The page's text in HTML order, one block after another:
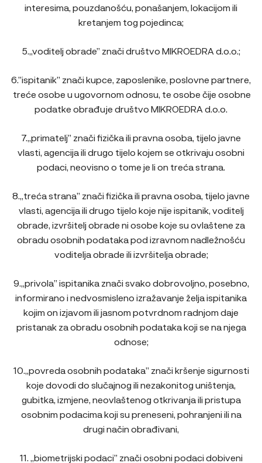
interesima, pouzdanošću, ponašanjem, lokacijom ili
kretanjem tog pojedinca;
5.„voditelj obrade” znači društvo MIKROEDRA d.o.o.;
6.”ispitanik” znači kupce, zaposlenike, poslovne partnere,
treće osobe u ugovornom odnosu, te osobe čije osobne
podatke obrađuje društvo MIKROEDRA d.o.o.
7.„primatelj” znači fizička ili pravna osoba, tijelo javne
vlasti, agencija ili drugo tijelo kojem se otkrivaju osobni
podaci, neovisno o tome je li on treća strana.
8.„treća strana” znači fizička ili pravna osoba, tijelo javne
vlasti, agencija ili drugo tijelo koje nije ispitanik, voditelj
obrade, izvršitelj obrade ni osobe koje su ovlaštene za
obradu osobnih podataka pod izravnom nadležnošću
voditelja obrade ili izvršitelja obrade;
9.„privola” ispitanika znači svako dobrovoljno, posebno,
informirano i nedvosmisleno izražavanje želja ispitanika
kojim on izjavom ili jasnom potvrdnom radnjom daje
pristanak za obradu osobnih podataka koji se na njega
odnose;
10.„povreda osobnih podataka” znači kršenje sigurnosti
koje dovodi do slučajnog ili nezakonitog uništenja,
gubitka, izmjene, neovlaštenog otkrivanja ili pristupa
osobnim podacima koji su preneseni, pohranjeni ili na
drugi način obrađivani,
11. „biometrijski podaci” znači osobni podaci dobiveni